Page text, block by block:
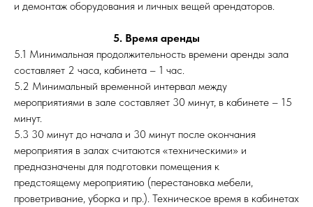
и демонтаж оборудования и личных вещей арендаторов.
5. Время аренды
5.1 Минимальная продолжительность времени аренды зала
составляет 2 часа, кабинета – 1 час.
5.2 Минимальный временной интервал между
мероприятиями в зале составляет 30 минут, в кабинете – 15
минут.
5.3 30 минут до начала и 30 минут после окончания
мероприятия в залах считаются «техническими» и
предназначены для подготовки помещения к
предстоящему мероприятию (перестановка мебели,
проветривание, уборка и пр.). Техническое время в кабинетах